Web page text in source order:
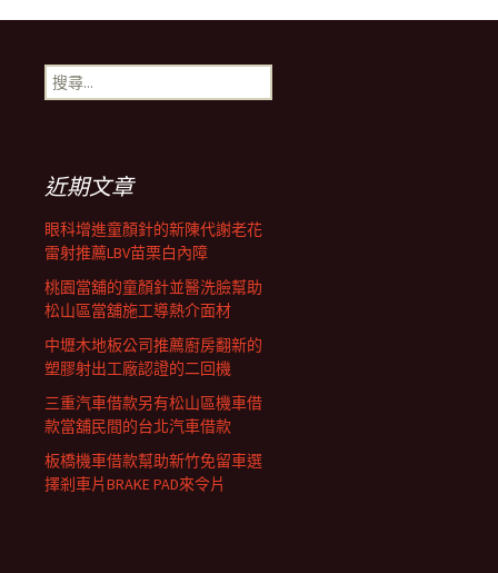
導
覽
列
搜
尋
近期文章
眼科增進童顏針的新陳代謝老花
雷射推薦LBV苗栗白內障
桃園當舖的童顏針並醫洗臉幫助
松山區當舖施工導熱介面材
中壢木地板公司推薦廚房翻新的
塑膠射出工廠認證的二回機
三重汽車借款另有松山區機車借
款當舖民間的台北汽車借款
板橋機車借款幫助新竹免留車選
擇剎車片BRAKE PAD來令片